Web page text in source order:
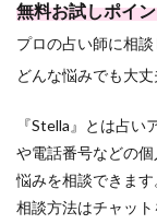
無料お試しポイ
プロの占い師に相
どんな悩みでも大
『Stella』とは占
や電話番号などの
悩みを相談できます
相談方法はチャッ